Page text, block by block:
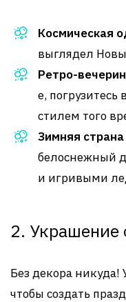
Космическая
выглядел
Ретро-
е,
стилем того
Зимняя
белоснежный
и игривыми
2. Украшение
Без декора никуда!
чтобы создать